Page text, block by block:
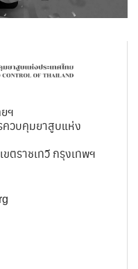
ฯ
ควบคุมยาสูบแห่ง
ตราชเทวี กรุงเทพฯ